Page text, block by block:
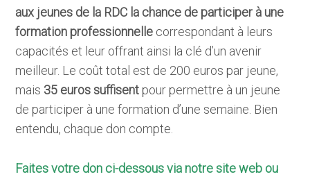
aux jeunes de la RDC la chance de participer à une
formation professionnelle correspondant à leurs
capacités et leur offrant ainsi la clé d’un avenir
meilleur. Le coût total est de 200 euros par jeune,
mais 35 euros suffisentpour permettre à un jeune
de participer à une formation d’une semaine. Bien
entendu, chaque don compte.
Faites votre don ci-dessous via notre site web ou